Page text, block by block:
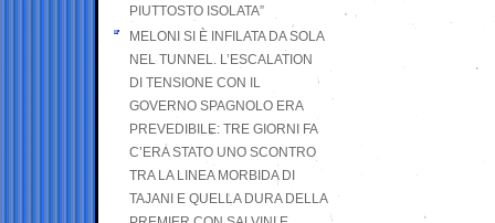
PIUTTOSTO ISOLATA”
MELONI SI È INFILATA DA SOLA
NEL TUNNEL. L’ESCALATION
DI TENSIONE CON IL
GOVERNO SPAGNOLO ERA
PREVEDIBILE: TRE GIORNI FA
C’ERA STATO UNO SCONTRO
TRA LA LINEA MORBIDA DI
TAJANI E QUELLA DURA DELLA